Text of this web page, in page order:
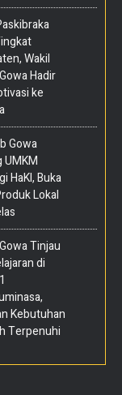
Wakil
Hadir
ke
Gowa
UMKM
HaKI, Buka
Lokal
Tinjau
di
Kebutuhan
Terpenuhi